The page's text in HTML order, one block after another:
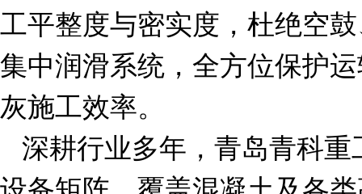
工平整度与密实度，杜绝空
集中润滑系统，全方位保护
灰施工效率。
深耕行业多年，青岛青科重